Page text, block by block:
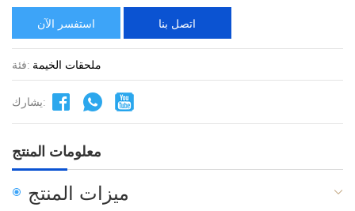
استفسر الآن اتصل بنا
فئة: ملحقات الخيمة
يشارك:
معلومات المنتج
ميزات المنتج